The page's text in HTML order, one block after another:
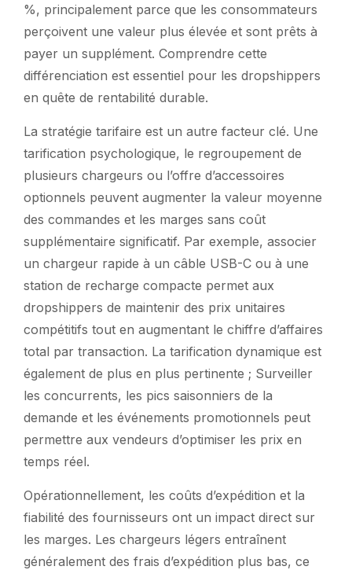
%, principalement parce que les consommateurs
perçoivent une valeur plus élevée et sont prêts à
payer un supplément. Comprendre cette
différenciation est essentiel pour les dropshippers
en quête de rentabilité durable.
La stratégie tarifaire est un autre facteur clé. Une
tarification psychologique, le regroupement de
plusieurs chargeurs ou l’offre d’accessoires
optionnels peuvent augmenter la valeur moyenne
des commandes et les marges sans coût
supplémentaire significatif. Par exemple, associer
un chargeur rapide à un câble USB-C ou à une
station de recharge compacte permet aux
dropshippers de maintenir des prix unitaires
compétitifs tout en augmentant le chiffre d’affaires
total par transaction. La tarification dynamique est
également de plus en plus pertinente ; Surveiller
les concurrents, les pics saisonniers de la
demande et les événements promotionnels peut
permettre aux vendeurs d’optimiser les prix en
temps réel.
Opérationnellement, les coûts d’expédition et la
fiabilité des fournisseurs ont un impact direct sur
les marges. Les chargeurs légers entraînent
généralement des frais d’expédition plus bas, ce